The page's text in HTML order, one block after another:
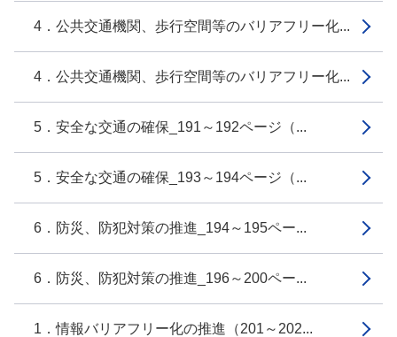
4．公共交通機関、歩行空間等のバリアフリー化...
4．公共交通機関、歩行空間等のバリアフリー化...
5．安全な交通の確保_191～192ページ（...
5．安全な交通の確保_193～194ページ（...
6．防災、防犯対策の推進_194～195ペー...
6．防災、防犯対策の推進_196～200ペー...
1．情報バリアフリー化の推進（201～202...